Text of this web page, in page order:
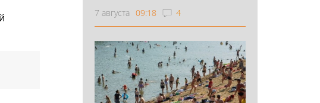
7 августа 09:18 4